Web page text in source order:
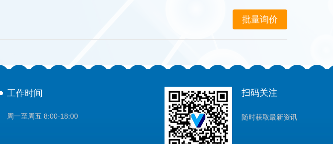
工作时间
周一至周五 8:00-18:00
扫码关注
随时获取最新资讯